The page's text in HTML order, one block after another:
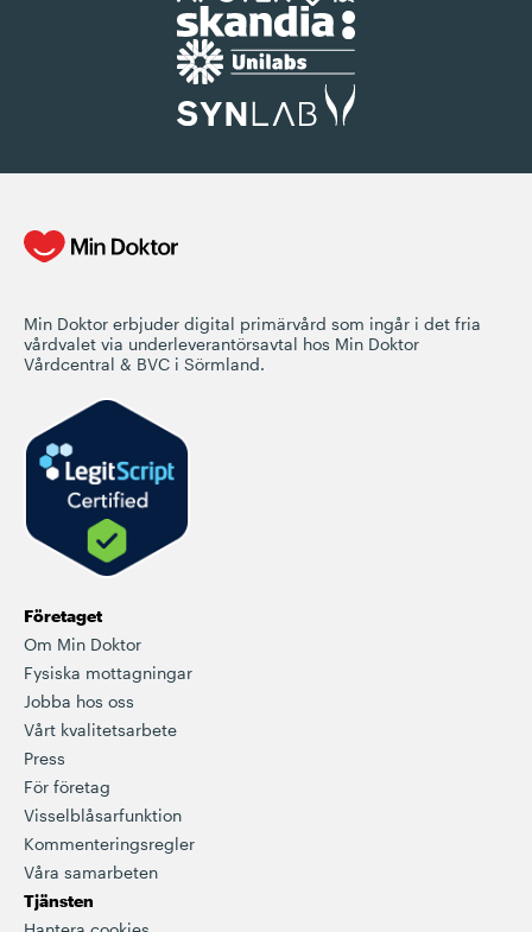
Min Doktor erbjuder digital primärvård som ingår i det fria
vårdvalet via underleverantörsavtal hos Min Doktor
Vårdcentral & BVC i Sörmland.
Företaget
Om Min Doktor
Fysiska mottagningar
Jobba hos oss
Vårt kvalitetsarbete
Press
För företag
Visselblåsarfunktion
Kommenteringsregler
Våra samarbeten
Tjänsten